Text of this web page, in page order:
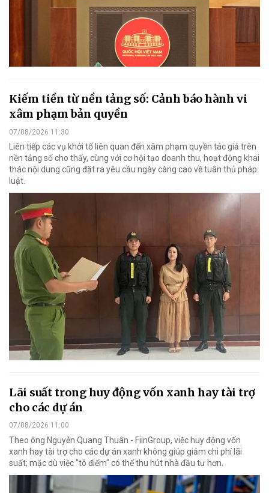
Kiếm tiền từ nền tảng số: Cảnh báo hành vi
xâm phạm bản quyền
07/08/2026 11:30
Liên tiếp các vụ khởi tố liên quan đến xâm phạm quyền tác giả trên
nền tảng số cho thấy, cùng với cơ hội tạo doanh thu, hoạt động khai
thác nội dung cũng đặt ra yêu cầu ngày càng cao về tuân thủ pháp
luật.
Lãi suất trong huy động vốn xanh hay tài trợ
cho các dự án
07/08/2026 11:00
Theo ông Nguyễn Quang Thuân - FiinGroup, việc huy động vốn
xanh hay tài trợ cho các dự án xanh không giúp giảm chi phí lãi
suất; mặc dù việc "tô điểm" có thể thu hút nhà đầu tư hơn.